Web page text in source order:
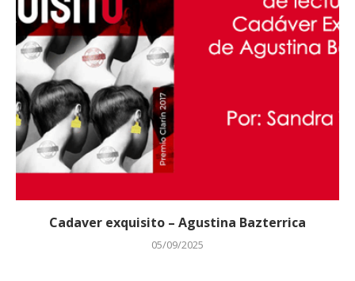
Cadaver exquisito – Agustina Bazterrica
05/09/2025